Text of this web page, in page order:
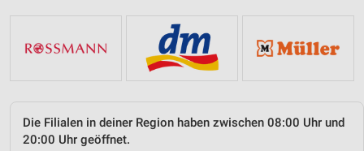
Die Filialen in deiner Region haben zwischen 08:00 Uhr und
20:00 Uhr geöffnet.